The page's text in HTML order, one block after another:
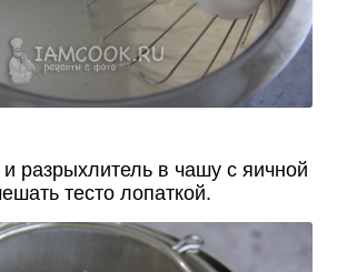
разрыхлитель в чашу с яичной
тесто лопаткой.